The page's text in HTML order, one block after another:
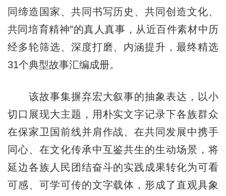
同缔造国家、共同书写历史、共同创造文化、
共同培育精神”的真人真事，从近百件素材中历
经多轮筛选、深度打磨、内涵提升，最终精选
31个典型故事汇编成册。
该故事集摒弃宏大叙事的抽象表达，以小
切口展现大主题，用朴实文字记录下各族群众
在保家卫国前线并肩作战、在共同发展中携手
同心、在文化传承中互鉴共生的生动场景，将
延边各族人民团结奋斗的实践成果转化为可看
可感、可学可传的文字载体，形成了直观具象